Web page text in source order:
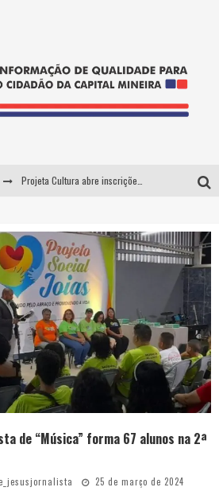
Esplanada fica pequena e CÊ TÁ DOIDO FESTIVAL anuncia mudança para o gramado do Mineirão
de “Música” forma 67 alunos na 2ª
25 de março de 2024